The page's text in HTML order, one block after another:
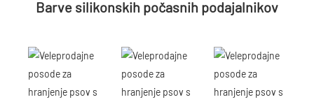
Barve silikonskih počasnih podajalnikov